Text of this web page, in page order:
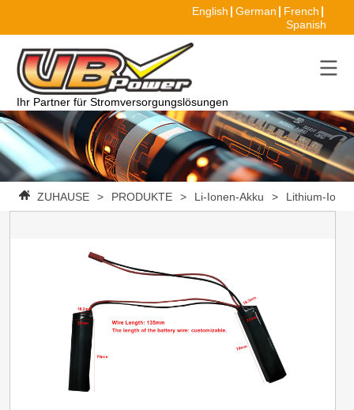
English German
French
Spanish
Ihr Partner für Stromversorgungslösungen
ZUHAUSE > PRODUKTE > Li-Ionen-Akku > Lithium-